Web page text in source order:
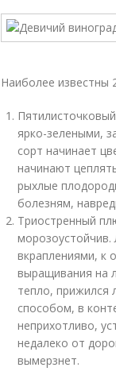
Наиболее известны
ярко-зелеными,
сорт начинает
начинают
рыхлые
болезням,
Триостренный
вкраплениями, к
выращивания на
тепло, прижился
способом, в
неприхотливо,
недалеко от
вымерзнет.